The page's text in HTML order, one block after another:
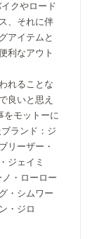
クやロード
、それに伴
アイテムと
利なアウト
れることな
良いと思え
をモットーに
ランド：ジ
リーザー・
ジェイミ
・ローロー
・シムワー
・ジロ